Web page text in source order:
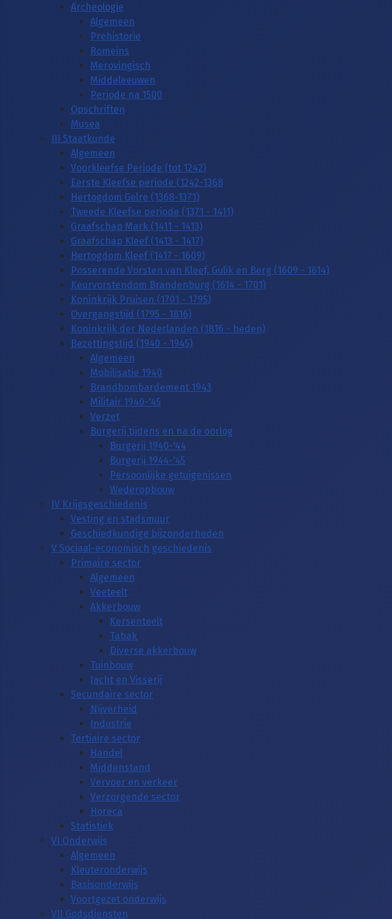
Archeologie
Algemeen
Prehistorie
Romeins
Merovingisch
Middeleeuwen
Periode na 1500
Opschriften
Musea
III Staatkunde
Algemeen
Voorkleefse Periode (tot 1242)
Eerste Kleefse periode (1242-1368
Hertogdom Gelre (1368-1371)
Tweede Kleefse periode (1371 - 1411)
Graafschap Mark (1411 - 1413)
Graafschap Kleef (1413 - 1417)
Hertogdom Kleef (1417 - 1609)
Posserende Vorsten van Kleef, Gulik en Berg (1609 - 1614)
Keurvorstendom Brandenburg (1614 - 1701)
Koninkrijk Pruisen (1701 - 1795)
Overgangstijd (1795 - 1816)
Koninkrijk der Nederlanden (1816 - heden)
Bezettingstijd (1940 - 1945)
Algemeen
Mobilisatie 1940
Brandbombardement 1943
Militair 1940-'45
Verzet
Burgerij tijdens en na de oorlog
Burgerij 1940-'44
Burgerij 1944-'45
Persoonlijke getuigenissen
Wederopbouw
IV Krijgsgeschiedenis
Vesting en stadsmuur
Geschiedkundige bijzonderheden
V Sociaal-economisch geschiedenis
Primaire sector
Algemeen
Veeteelt
Akkerbouw
Kersenteelt
Tabak
Diverse akkerbouw
Tuinbouw
Jacht en Visserij
Secundaire sector
Nijverheid
Industrie
Tertiaire sector
Handel
Middenstand
Vervoer en verkeer
Verzorgende sector
Horeca
Statistiek
VI Onderwijs
Algemeen
Kleuteronderwijs
Basisonderwijs
Voortgezet onderwijs
VII Godsdiensten